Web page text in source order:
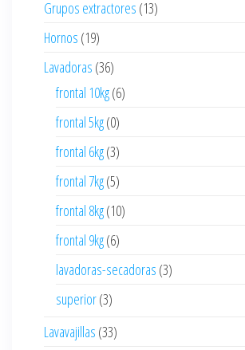
Grupos extractores (13)
Hornos (19)
Lavadoras (36)
frontal 10kg(6)
frontal 5kg(0)
frontal 6kg(3)
frontal 7kg(5)
frontal 8kg(10)
frontal 9kg(6)
lavadoras-secadoras (3)
superior(3)
Lavavajillas (33)